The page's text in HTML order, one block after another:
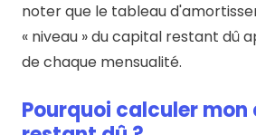
noter que le tableau
« niveau » du capital restant dû
de chaque mensualité.
Pourquoi calculer